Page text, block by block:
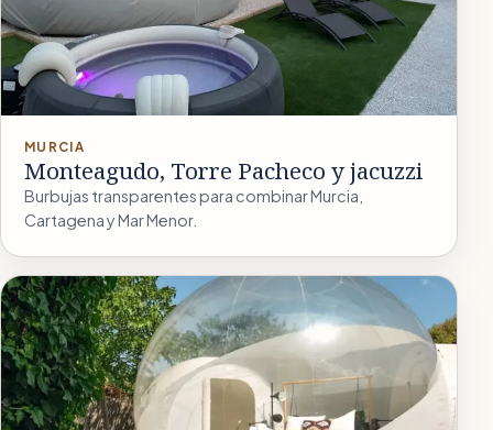
MURCIA
Monteagudo, Torre Pacheco y jacuzzi
Burbujas transparentes para combinar Murcia,
Cartagena y Mar Menor.